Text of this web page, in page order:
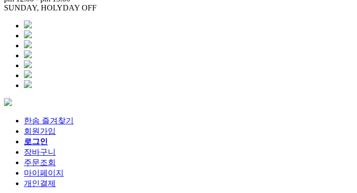
SUNDAY, HOLYDAY OFF
한솜 즐겨찾기
회원가입
로그인
장바구니
주문조회
마이페이지
개인결제